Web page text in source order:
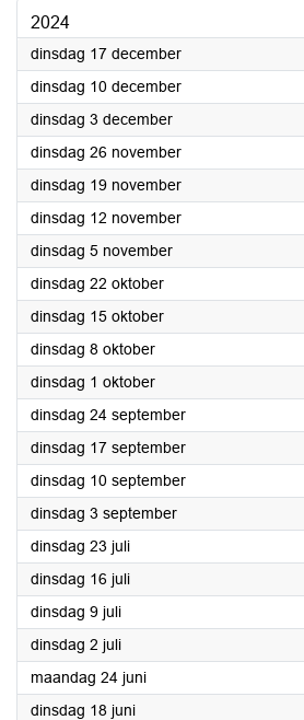
2024
dinsdag 17 december2024
dinsdag 10 december2024
dinsdag 3 december2024
dinsdag 26 november2024
dinsdag 19 november2024
dinsdag 12 november2024
dinsdag 5 november2024
dinsdag 22 oktober2024
dinsdag 15 oktober2024
dinsdag 8 oktober2024
dinsdag 1 oktober2024
dinsdag 24 september2024
dinsdag 17 september2024
dinsdag 10 september2024
dinsdag 3 september2024
dinsdag 23 juli2024
dinsdag 16 juli2024
dinsdag 9 juli2024
dinsdag 2 juli2024
maandag 24 juni2024
dinsdag 18 juni2024